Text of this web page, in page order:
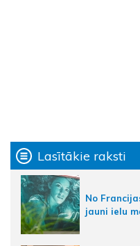
Lasītākie raksti
No
jauni ielu